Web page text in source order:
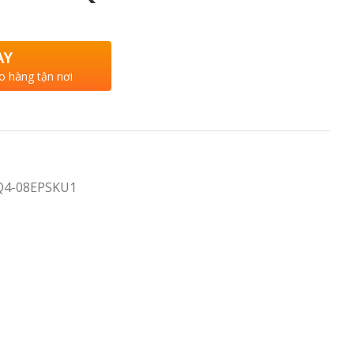
hàng tận nơi
08EPSKU1